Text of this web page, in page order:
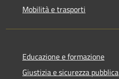
Mobilità e trasporti
Educazione e formazione
Giustizia e sicurezza pubblica